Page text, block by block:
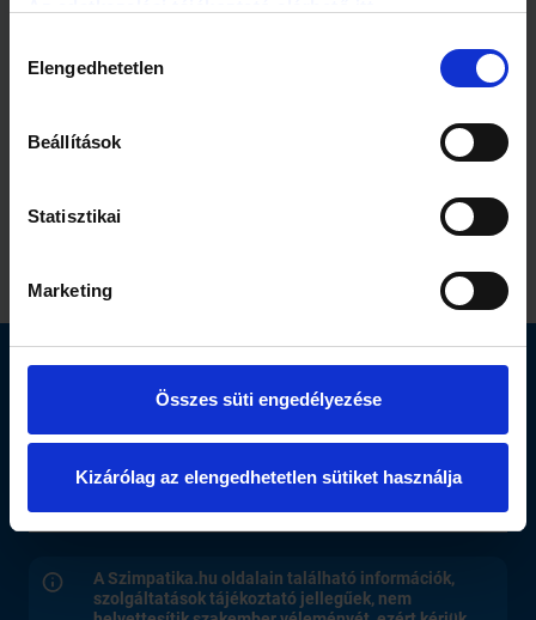
kiválasztása
Elengedhetetlen
Beállítások
Statisztikai
Marketing
Összes süti engedélyezése
Kizárólag az elengedhetetlen sütiket használja
Segítség
Oldalak
A Szimpatika.hu oldalain található információk,
szolgáltatások tájékoztató jellegűek, nem